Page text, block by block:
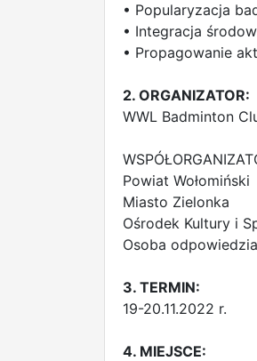
• Popularyzacja
• Integracja
• Propagowanie
2. ORGANIZATOR:
WWL Badminton
Powiat Wołomiński
Miasto Zielonka
Ośrodek Kultury i
Osoba
3. TERMIN:
19-20.11.2022 r.
4. MIEJSCE: